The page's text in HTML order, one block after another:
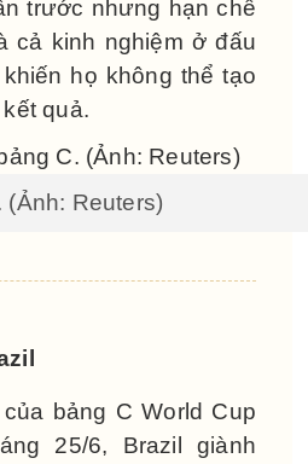
trước nhưng hạn chế
cả kinh nghiệm ở đấu
họ không thể tạo
quả.
(Ảnh: Reuters)
bảng C World Cup
25/6, Brazil giành